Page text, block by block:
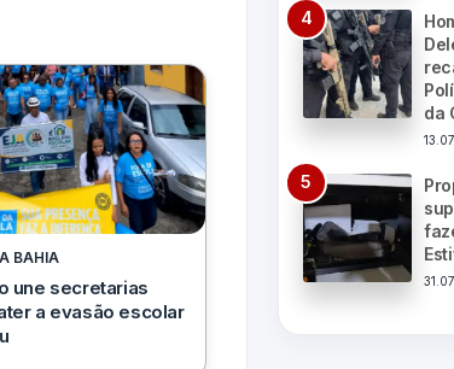
BAHIA
une secretarias
a evasão escolar
da